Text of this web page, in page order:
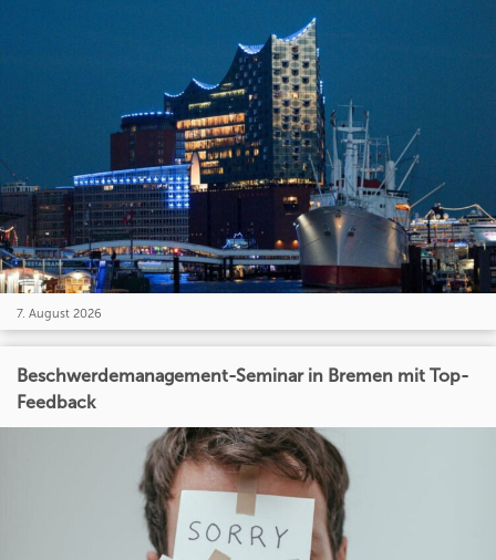
7. August 2026
Beschwerdemanagement-Seminar in Bremen mit Top-
Feedback